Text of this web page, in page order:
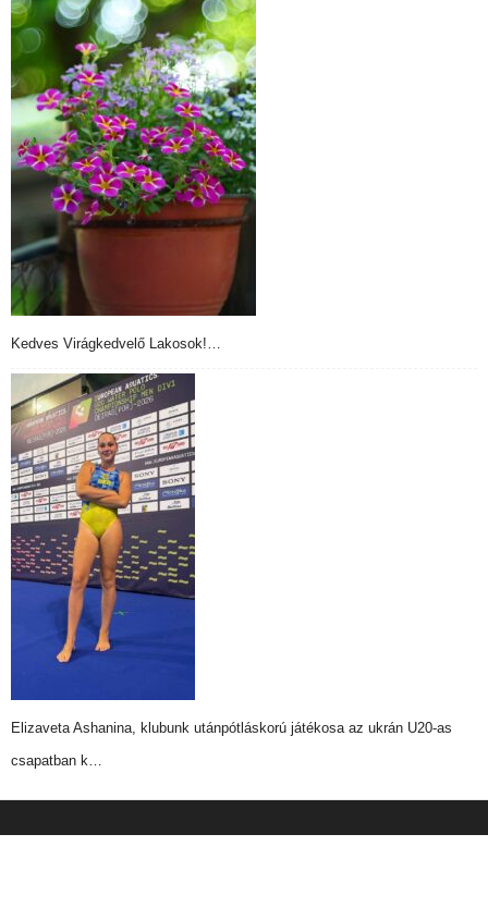
Kedves Virágkedvelő Lakosok!…
Elizaveta Ashanina, klubunk utánpótláskorú játékosa az ukrán U20-as
csapatban k…